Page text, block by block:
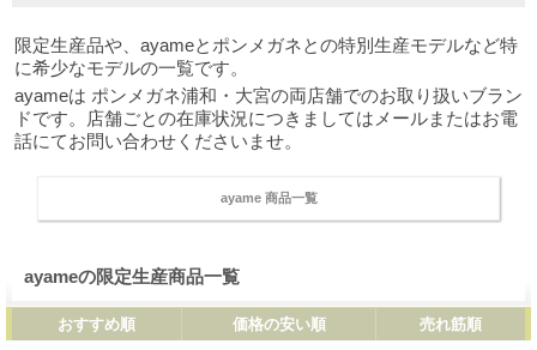
限定生産品や、ayameとポンメガネとの特別生産モデルなど特
に希少なモデルの一覧です。
ayameは ポンメガネ浦和・大宮の両店舗でのお取り扱いブラン
ドです。店舗ごとの在庫状況につきましてはメールまたはお電
話にてお問い合わせくださいませ。
ayame 商品一覧
ayameの限定生産商品一覧
おすすめ順 価格の安い順 売れ筋順